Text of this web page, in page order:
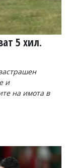
5 хил.
и
на имота в